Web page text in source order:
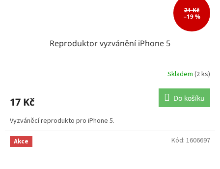
21 Kč
–19 %
Reproduktor vyzvánění iPhone 5
Skladem (2 ks)
17 Kč Do košíku
Vyzváněcí reprodukto pro iPhone 5.
Akce Kód: 1606697